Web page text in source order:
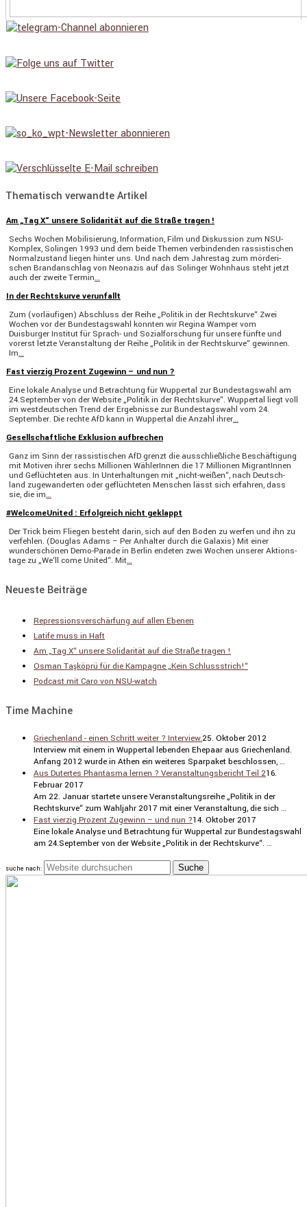
Thematisch verwandte Artikel
Am „Tag X“ unsere Solidarität auf die Straße tragen !
Sechs Wochen Mobili­sie­rung, Infor­ma­tion, Film und Diskus­sion zum NSU-
Komplex, Solingen 1993 und dem beide Themen verbin­denden rassis­ti­schen
Normal­zu­stand liegen hinter uns. Und nach dem Jahrestag zum mörde­ri­
schen Brand­an­schlag von Neonazis auf das Solinger Wohnhaus steht jetzt
auch der zweite Termin…
In der Rechtskurve verunfallt
Zum (vorläu­figen) Abschluss der Reihe „Politik in der Rechts­kurve“ Zwei
Wochen vor der Bundes­tags­wahl konnten wir Regina Wamper vom
Duisburger Institut für Sprach- und Sozial­for­schung für unsere fünfte und
vorerst letzte Veran­stal­tung der Reihe „Politik in der Rechts­kurve“ gewinnen.
Im…
Fast vierzig Prozent Zugewinn – und nun ?
Eine lokale Analyse und Betrach­tung für Wuppertal zur Bundes­tags­wahl am
24.September von der Website „Politik in der Rechts­kurve“. Wuppertal liegt voll
im westdeut­schen Trend der Ergeb­nisse zur Bundes­tags­wahl vom 24.
September. Die rechte AfD kann in Wuppertal die Anzahl ihrer…
Gesellschaftliche Exklusion aufbrechen
Ganz im Sinn der rassis­ti­schen AfD grenzt die ausschließ­liche Beschäf­ti­gung
mit Motiven ihrer sechs Millionen Wähle­rInnen die 17 Millionen Migran­tInnen
und Geflüch­teten aus. In Unter­hal­tungen mit „nicht-weißen“, nach Deutsch­
land zugewan­derten oder geflüch­teten Menschen lässt sich erfahren, dass
sie, die im…
#WelcomeUnited : Erfolgreich nicht geklappt
Der Trick beim Fliegen besteht darin, sich auf den Boden zu werfen und ihn zu
verfehlen. (Douglas Adams – Per Anhalter durch die Galaxis) Mit einer
wunder­schönen Demo-Parade in Berlin endeten zwei Wochen unserer Aktions­
tage zu „We‘ll come United“. Mit…
Neueste Beiträge
Repressionsverschärfung auf allen Ebenen
Latife muss in Haft
Am „Tag X“ unsere Solidarität auf die Straße tragen !
Osman Taşköprü für die Kampagne „Kein Schlussstrich!“
Podcast mit Caro von NSU-watch
Time Machine
Griechenland - einen Schritt weiter ? Interview.25. Oktober 2012
Inter­view mit einem in Wuppertal lebenden Ehepaar aus Griechen­land.
Anfang 2012 wurde in Athen ein weiteres Sparpaket beschlossen, …
Aus Dutertes Phantasma lernen ? Veranstaltungsbericht Teil 216.
Februar 2017
Am 22. Januar startete unsere Veran­stal­tungs­reihe „Politik in der
Rechts­kurve“ zum Wahljahr 2017 mit einer Veran­stal­tung, die sich …
Fast vierzig Prozent Zugewinn – und nun ?14. Oktober 2017
Eine lokale Analyse und Betrach­tung für Wuppertal zur Bundes­tags­wahl
am 24.September von der Website „Politik in der Rechts­kurve“. …
suche nach: